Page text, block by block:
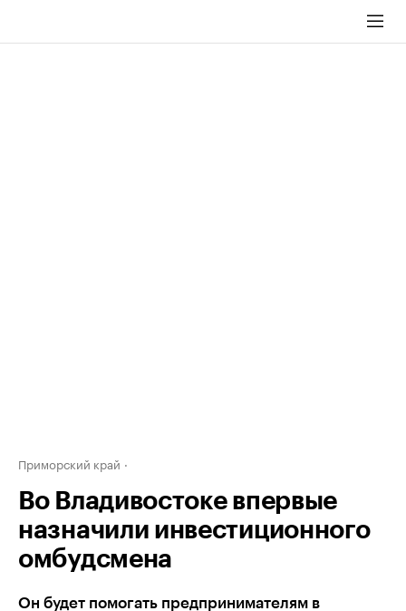
Приморский край
Во Владивостоке впервые
назначили инвестиционного
омбудсмена
Он будет помогать предпринимателям в